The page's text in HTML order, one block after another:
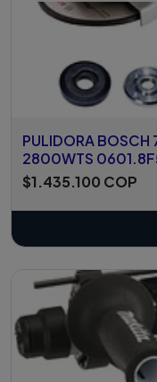
PULIDORA
2800WTS
$1.435.100 COP